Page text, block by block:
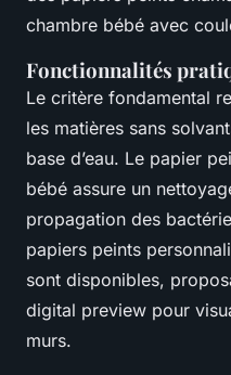
chambre bébé avec
Fonctionnalités
Le critère fondamental
les matières sans
base d’eau. Le papier
bébé assure un
propagation des
papiers peints
sont disponibles,
digital preview pour
murs.